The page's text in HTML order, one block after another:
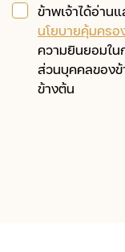
ข้าพเจ้าได้อ่าน
นโยบายคุ้มคร
ความยินยอมใน
ส่วนบุคคลของข้
ข้างต้น